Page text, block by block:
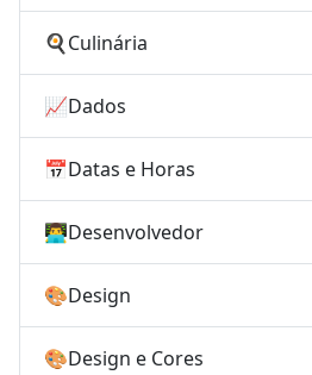
🍳 Culinária
📈Dados
📅Datas e Horas
👨‍💻Desenvolvedor
🎨Design
🎨Design e Cores